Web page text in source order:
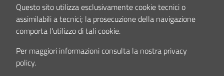
Barbiano, 1/10 - 40136 Bologna
Ospedale: via G.C.Pupilli, 1 - 40136 Bologna - Codice fiscale e Partita IVA n. 00302030374
E-Mail:info_urp@ior.it Posta Elettronica Certificata tel. centralino 051-6366111
Questo sito utilizza esclusivamente cookie tecnici o
assimilabili a tecnici; la prosecuzione della navigazione
comporta l'utilizzo di tali cookie.
Per maggiori informazioni consulta la nostra privacy
policy.